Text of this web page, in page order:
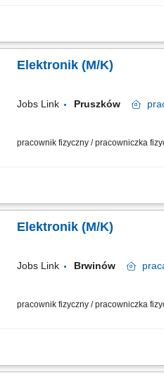
- Proste prace montażowe i
Elektronik (M/K)
Jobs Link Pruszków
pracownik fizyczny / pracowniczka
- Proste prace montażowe i
Elektronik (M/K)
Jobs Link Brwinów
pracownik fizyczny / pracowniczka
- Proste prace montażowe i